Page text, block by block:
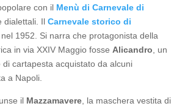
con il Menù di Carnevale di
dialettali. IlCarnevale storico di
1952. Si narra che protagonista della
in via XXIV Maggio fosse Alicandro , un
cartapesta acquistato da alcuni
a Napoli.
il Mazzamavere , la maschera vestita di